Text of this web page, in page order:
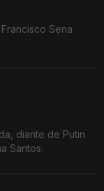
Sena
diante de Putin
Santos.